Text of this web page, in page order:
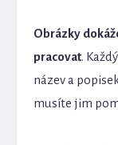
Obrázky
pracovat.
název a
musíte jim